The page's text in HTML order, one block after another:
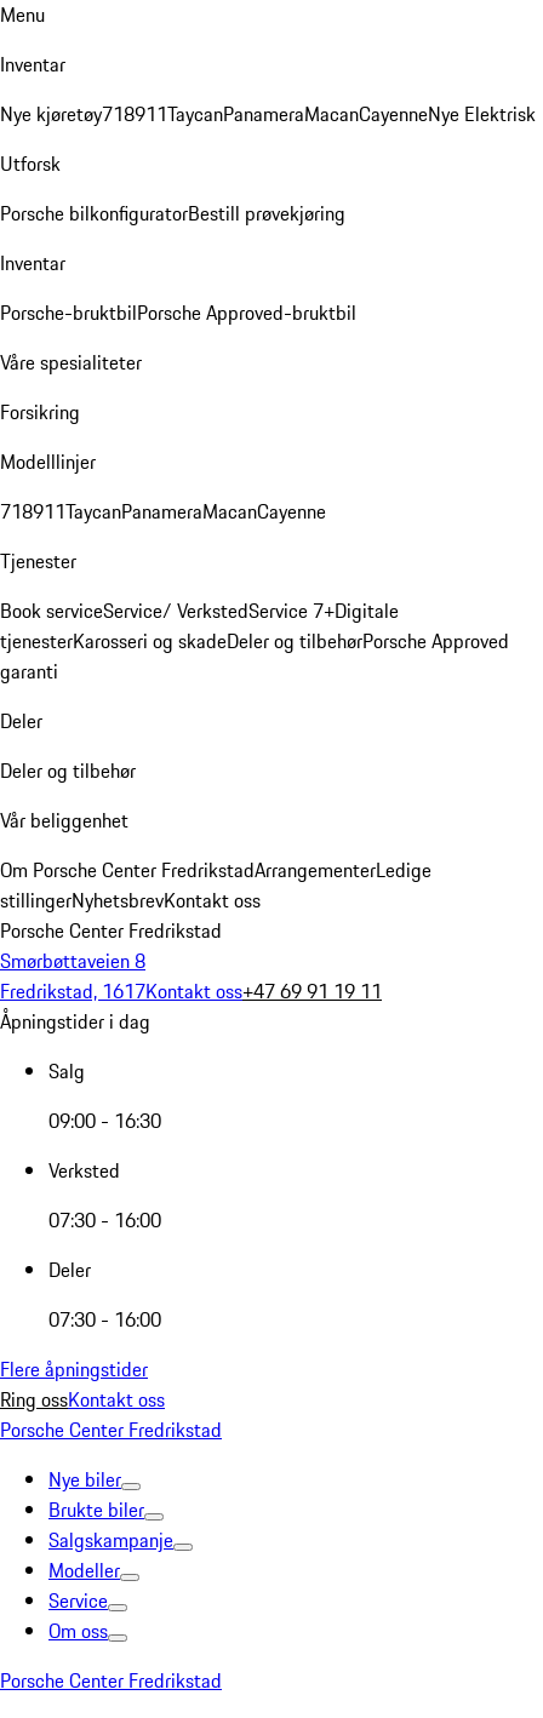
Menu
Inventar
Nye kjøretøy718911TaycanPanameraMacanCayenneNye Elektrisk
Utforsk
Porsche bilkonfiguratorBestill prøvekjøring
Inventar
Porsche-bruktbilPorsche Approved-bruktbil
Våre spesialiteter
Forsikring
Modelllinjer
718911TaycanPanameraMacanCayenne
Tjenester
Book serviceService/ VerkstedService 7+Digitale
tjenesterKarosseri og skadeDeler og tilbehørPorsche Approved
garanti
Deler
Deler og tilbehør
Vår beliggenhet
Om Porsche Center FredrikstadArrangementerLedige
stillingerNyhetsbrevKontakt oss
Porsche Center Fredrikstad
Smørbøttaveien 8
Fredrikstad, 1617Kontakt oss+47 69 91 19 11
Åpningstider i dag
Salg
09:00 - 16:30
Verksted
07:30 - 16:00
Deler
07:30 - 16:00
Flere åpningstider
Ring ossKontakt oss
Porsche Center Fredrikstad
Nye biler
Brukte biler
Salgskampanje
Modeller
Service
Om oss
Porsche Center Fredrikstad